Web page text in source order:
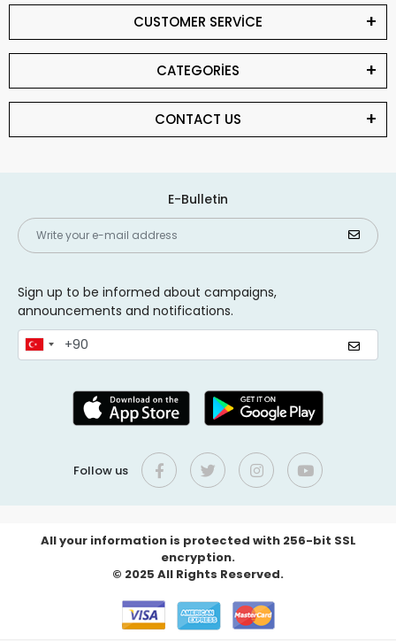
CUSTOMER SERVİCE
CATEGORİES
CONTACT US
E-Bulletin
Sign up to be informed about campaigns,
announcements and notifications.
Follow us
All your information is protected with 256-bit SSL
encryption.
© 2025 All Rights Reserved.